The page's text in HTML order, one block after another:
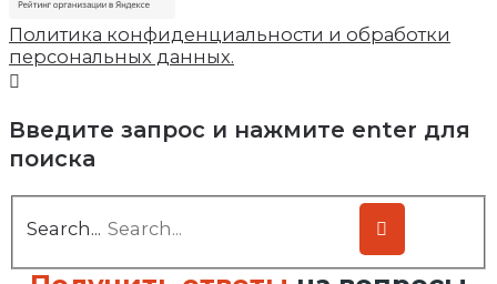
Политика конфиденциальности и обработки
персональных данных.
Введите запрос и нажмите enter для
поиска
Search...